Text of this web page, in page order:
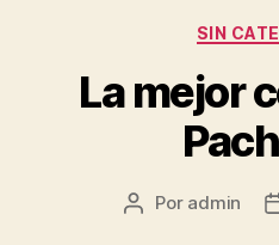
SIN
La mejor
Autor
Por admin